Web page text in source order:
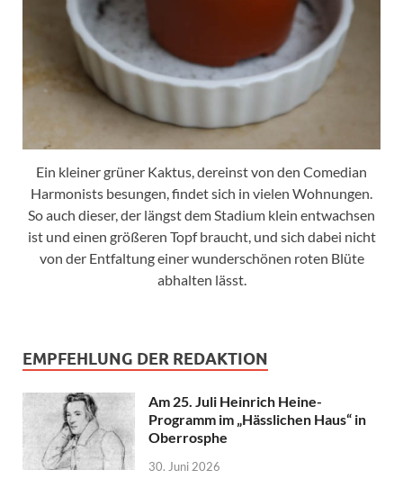
Ein kleiner grüner Kaktus, dereinst von den Comedian
Harmonists besungen, findet sich in vielen Wohnungen.
So auch dieser, der längst dem Stadium klein entwachsen
ist und einen größeren Topf braucht, und sich dabei nicht
von der Entfaltung einer wunderschönen roten Blüte
abhalten lässt.
EMPFEHLUNG DER REDAKTION
Am 25. Juli Heinrich Heine-
Programm im „Hässlichen Haus“ in
Oberrosphe
30. Juni 2026